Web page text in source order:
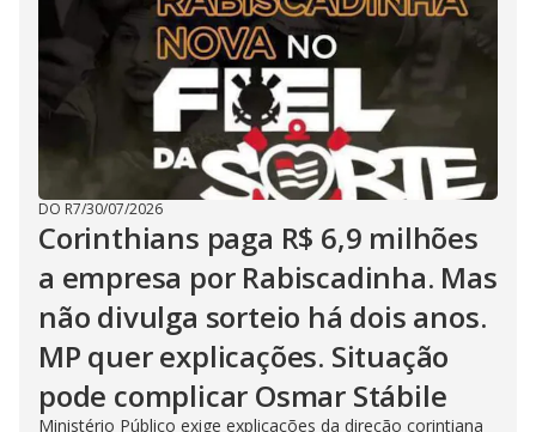
DO R7/30/07/2026
Corinthians paga R$ 6,9 milhões
a empresa por Rabiscadinha. Mas
não divulga sorteio há dois anos.
MP quer explicações. Situação
pode complicar Osmar Stábile
Ministério Público exige explicações da direção corintiana